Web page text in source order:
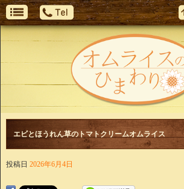
エビとほうれん草のトマトクリームオムライス
投稿日 2026年6月4日